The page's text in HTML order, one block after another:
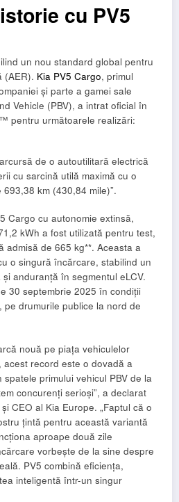
cu PV5
un nou standard global pentru
(AER). Kia PV5 Cargo, primul
și parte a gamei sale
Vehicle (PBV), a intrat oficial în
pentru următoarele realizări:
de o autoutilitară electrică
cu sarcină utilă maximă cu o
km (430,84 mile)”.
Cargo cu autonomie extinsă,
kWh a fost utilizată pentru test,
admisă de 665 kg**. Aceasta a
o singură încărcare, stabilind un
anduranță în segmentul eLCV.
30 septembrie 2025 în condiții
drumurile publice la nord de
nouă pe piața vehiculelor
acest record este o dovadă a
primului vehicul PBV de la
concurenți serioși”, a declarat
CEO al Kia Europe. „Faptul că o
țintă pentru această variantă
aproape două zile
vorbește de la sine despre
PV5 combină eficiența,
inteligentă într-un singur